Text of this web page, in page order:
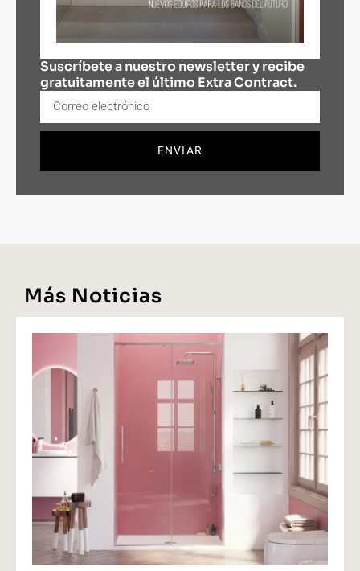
Suscríbete a nuestro newsletter y recibe
gratuitamente el último Extra Contract.
ENVIAR
Más Noticias